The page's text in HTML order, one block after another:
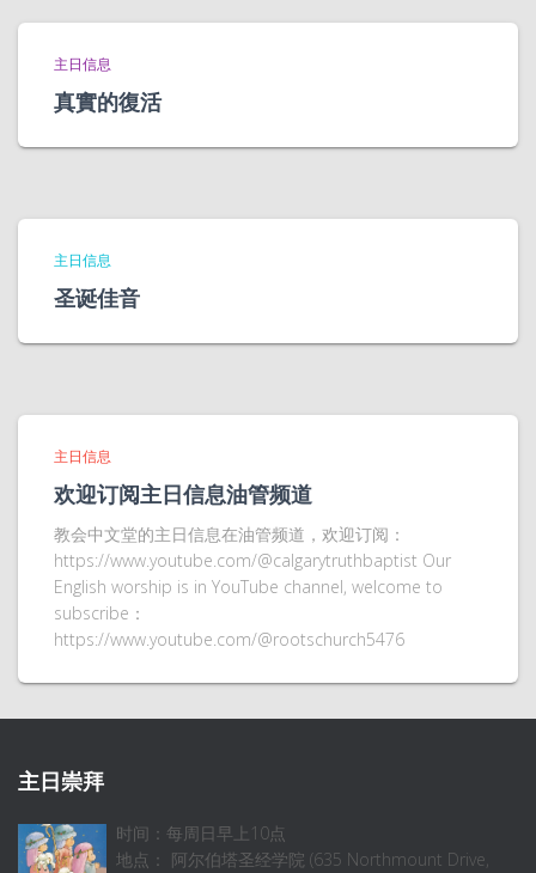
主日信息
真實的復活
主日信息
圣诞佳音
主日信息
欢迎订阅主日信息油管频道
教会中文堂的主日信息在油管频道，欢迎订阅：
https://www.youtube.com/@calgarytruthbaptist Our
English worship is in YouTube channel, welcome to
subscribe：
https://www.youtube.com/@rootschurch5476
主日崇拜
时间：每周日早上10点
地点： 阿尔伯塔圣经学院 (635 Northmount Drive,